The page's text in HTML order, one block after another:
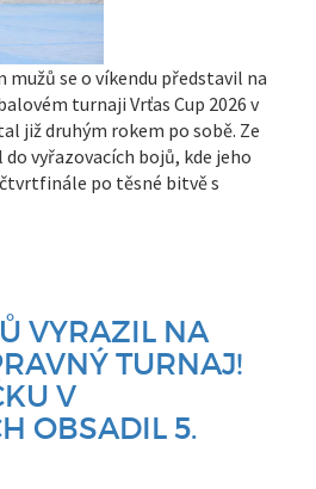
mužů se o víkendu představil na
turnaji Vrťas Cup 2026 v
již druhým rokem po sobě. Ze
vyřazovacích bojů, kde jeho
po těsné bitvě s
VYRAZIL NA
TURNAJ!
V
OBSADIL 5.